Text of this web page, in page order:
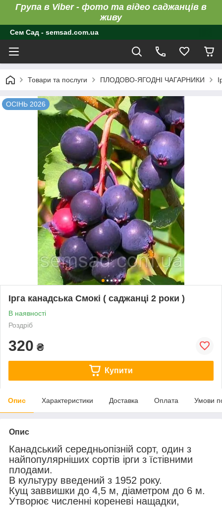
Група в Viber - фото та відео саджанців в
живу
Сем Сад - semsad.com.ua
Товари та послуги ПЛОДОВО-ЯГОДНІ ЧАГАРНИКИ
ОСІНЬ 2026
Ірга канадська Смокі ( саджанці 2 роки )
В наявності
Роздріб
320 ₴
Купити
Опис Характеристики Доставка Оплата Умови
Опис
Канадський середньопізній сорт, один з
найпопулярніших сортів ірги з їстівними
плодами.
В культуру введений з 1952 року.
Кущ заввишки до 4,5 м, діаметром до 6 м.
Утворює численні кореневі нащадки,